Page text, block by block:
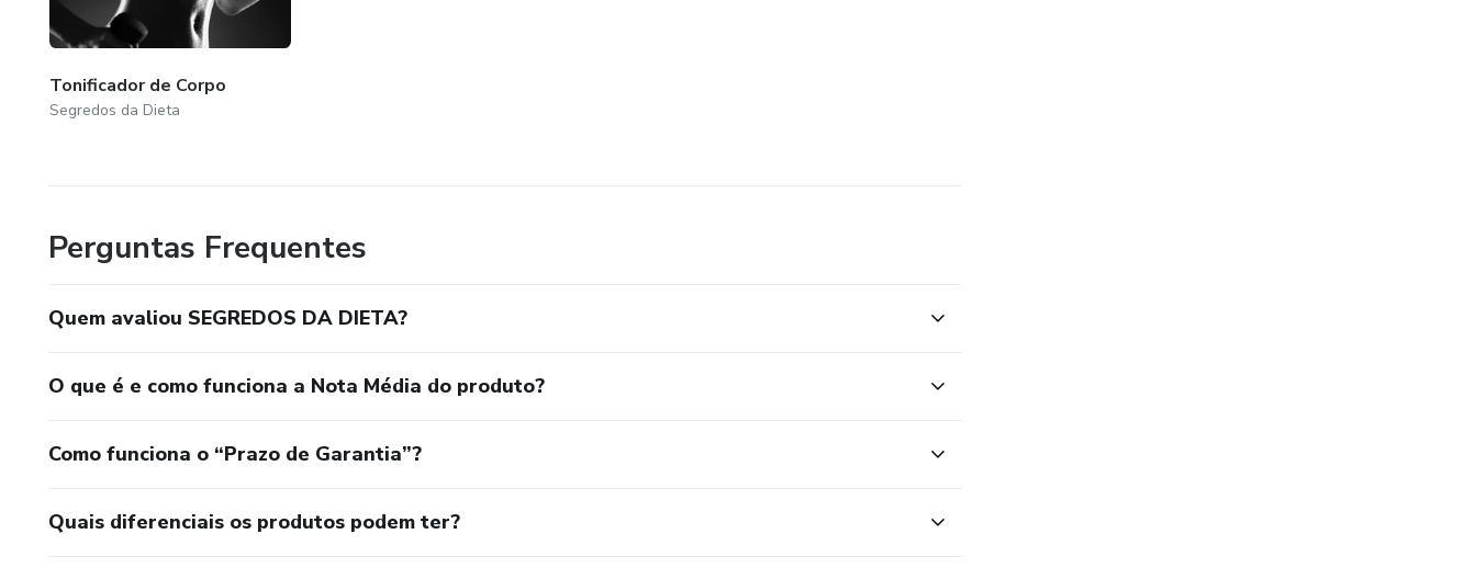
Tonificador de Corpo
Segredos da Dieta
Perguntas Frequentes
Quem avaliou SEGREDOS DA DIETA?
O que é e como funciona a Nota Média do produto?
Como funciona o “Prazo de Garantia”?
Quais diferenciais os produtos podem ter?